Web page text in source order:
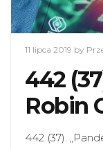
11 lipca 2019 by
442
Robin
442 (37).